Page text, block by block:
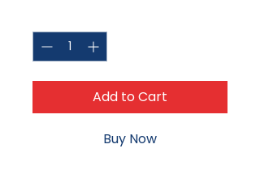
Add to Cart
Buy Now